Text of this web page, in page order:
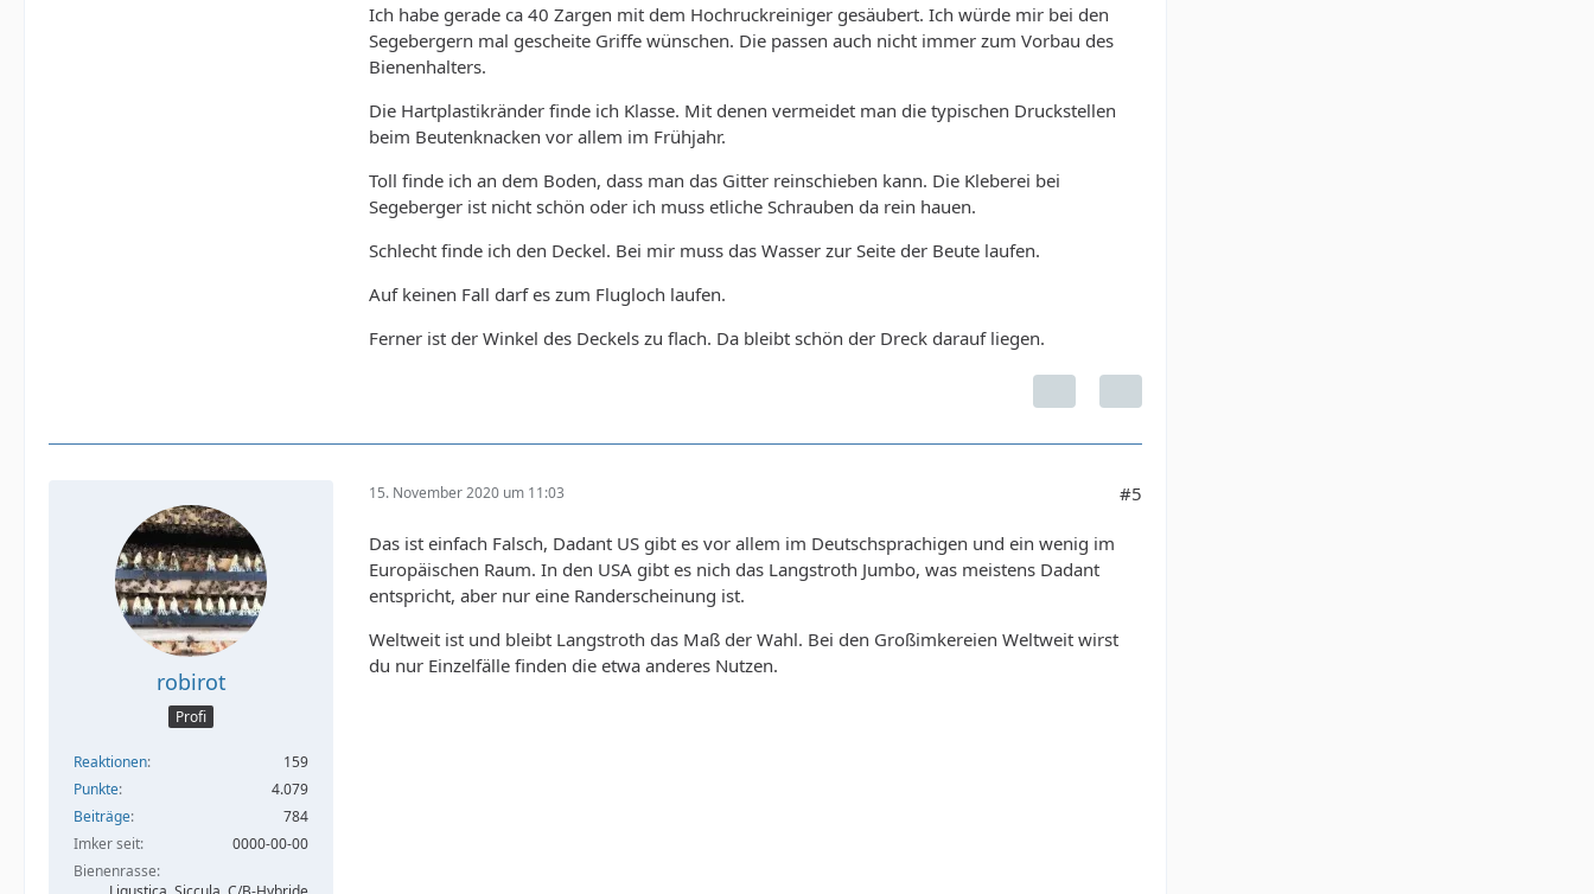
Ich habe gerade ca 40 Zargen mit dem Hochruckreiniger gesäubert. Ich würde mir bei den
Segebergern mal gescheite Griffe wünschen. Die passen auch nicht immer zum Vorbau des
Bienenhalters.
Die Hartplastikränder finde ich Klasse. Mit denen vermeidet man die typischen Druckstellen
beim Beutenknacken vor allem im Frühjahr.
Toll finde ich an dem Boden, dass man das Gitter reinschieben kann. Die Kleberei bei
Segeberger ist nicht schön oder ich muss etliche Schrauben da rein hauen.
Schlecht finde ich den Deckel. Bei mir muss das Wasser zur Seite der Beute laufen.
Auf keinen Fall darf es zum Flugloch laufen.
Ferner ist der Winkel des Deckels zu flach. Da bleibt schön der Dreck darauf liegen.
robirot
Profi
Reaktionen
159
Punkte
4.079
Beiträge
784
Imker seit
0000-00-00
Bienenrasse
15. November 2020 um 11:03 #5
Das ist einfach Falsch, Dadant US gibt es vor allem im Deutschsprachigen und ein wenig im
Europäischen Raum. In den USA gibt es nich das Langstroth Jumbo, was meistens Dadant
entspricht, aber nur eine Randerscheinung ist.
Weltweit ist und bleibt Langstroth das Maß der Wahl. Bei den Großimkereien Weltweit wirst
du nur Einzelfälle finden die etwa anderes Nutzen.